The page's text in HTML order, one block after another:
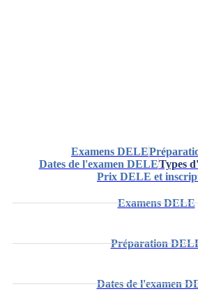
Examens DELE
Dates de l'examen DELETypes
Prix DELE et
Examens DELE
Préparation
Dates de l'examen